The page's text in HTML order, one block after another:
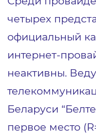
четырех
официальный
интернет-
неактивны.
Беларуси
первое место